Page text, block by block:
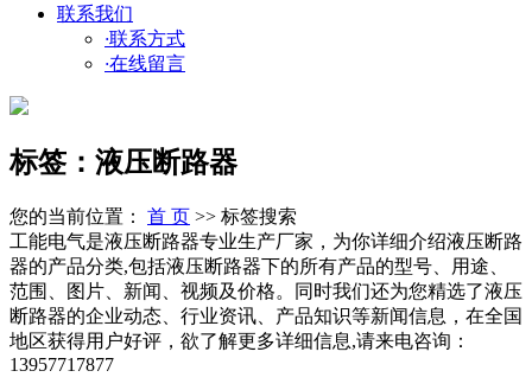
联系我们
·联系方式
·在线留言
标签：液压断路器
您的当前位置： 首 页 >> 标签搜索
工能电气是液压断路器专业生产厂家，为你详细介绍液压断路
器的产品分类,包括液压断路器下的所有产品的型号、用途、
范围、图片、新闻、视频及价格。同时我们还为您精选了液压
断路器的企业动态、行业资讯、产品知识等新闻信息，在全国
地区获得用户好评，欲了解更多详细信息,请来电咨询：
13957717877